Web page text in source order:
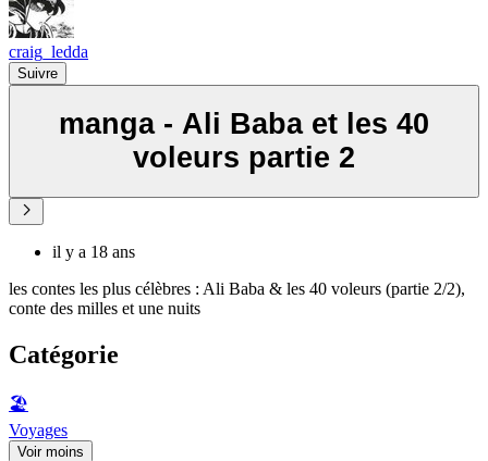
craig_ledda
Suivre
manga - Ali Baba et les 40
voleurs partie 2
il y a 18 ans
les contes les plus célèbres : Ali Baba & les 40 voleurs (partie 2/2),
conte des milles et une nuits
Catégorie
🏖
Voyages
Voir moins